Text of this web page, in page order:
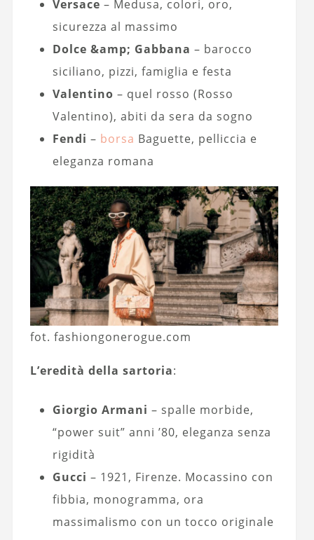
Versace – Medusa, colori, oro,
sicurezza al massimo
Dolce &amp; Gabbana – barocco
siciliano, pizzi, famiglia e festa
Valentino – quel rosso (Rosso
Valentino), abiti da sera da sogno
Fendi – borsa Baguette, pelliccia e
eleganza romana
fot. fashiongonerogue.com
L’eredità della sartoria:
Giorgio Armani – spalle morbide,
“power suit” anni ’80, eleganza senza
rigidità
Gucci – 1921, Firenze. Mocassino con
fibbia, monogramma, ora
massimalismo con un tocco originale